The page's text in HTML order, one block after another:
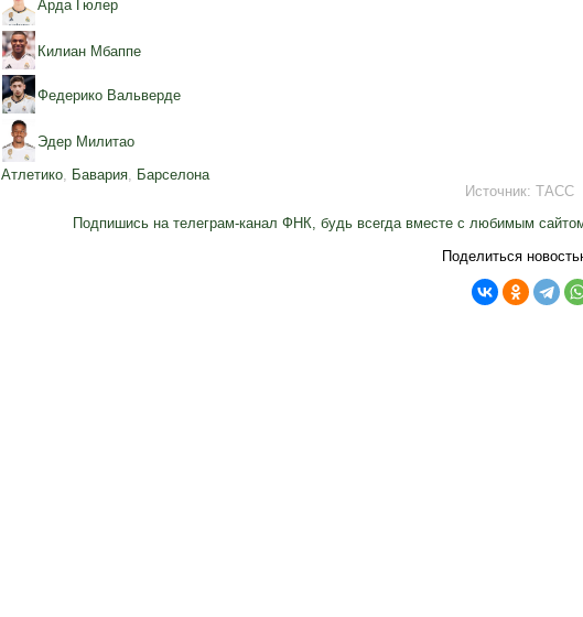
Арда Гюлер
Килиан Мбаппе
Федерико Вальверде
Эдер Милитао
Атлетико, Бавария, Барселона
Источник: ТАСС
Подпишись на телеграм-канал ФНК, будь всегда вместе с любимым
Поделиться